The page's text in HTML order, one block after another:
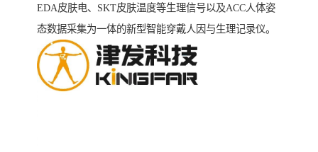
EDA皮肤电、SKT皮肤温度等生理信号以及ACC人体姿
态数据采集为一体的新型智能穿戴人因与生理记录仪。